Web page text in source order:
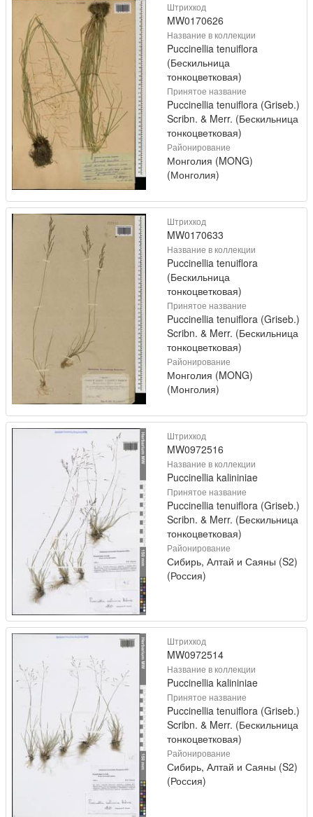
Штрихкод
MW0170626
Название в коллекции
Puccinellia tenuiflora
(Бескильница
тонкоцветковая)
Принятое название
Puccinellia tenuiflora (Griseb.)
Scribn. & Merr. (Бескильница
тонкоцветковая)
Районирование
Монголия (MONG)
(Монголия)
Штрихкод
MW0170633
Название в коллекции
Puccinellia tenuiflora
(Бескильница
тонкоцветковая)
Принятое название
Puccinellia tenuiflora (Griseb.)
Scribn. & Merr. (Бескильница
тонкоцветковая)
Районирование
Монголия (MONG)
(Монголия)
Штрихкод
MW0972516
Название в коллекции
Puccinellia kalininiae
Принятое название
Puccinellia tenuiflora (Griseb.)
Scribn. & Merr. (Бескильница
тонкоцветковая)
Районирование
Сибирь, Алтай и Саяны (S2)
(Россия)
Штрихкод
MW0972514
Название в коллекции
Puccinellia kalininiae
Принятое название
Puccinellia tenuiflora (Griseb.)
Scribn. & Merr. (Бескильница
тонкоцветковая)
Районирование
Сибирь, Алтай и Саяны (S2)
(Россия)